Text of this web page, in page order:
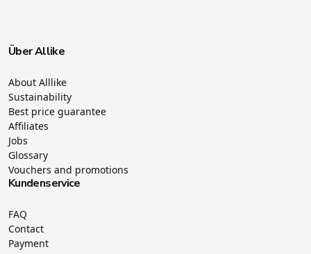
Über Allike
About Alllike
Sustainability
Best price guarantee
Affiliates
Jobs
Glossary
Vouchers and promotions
Kundenservice
FAQ
Contact
Payment